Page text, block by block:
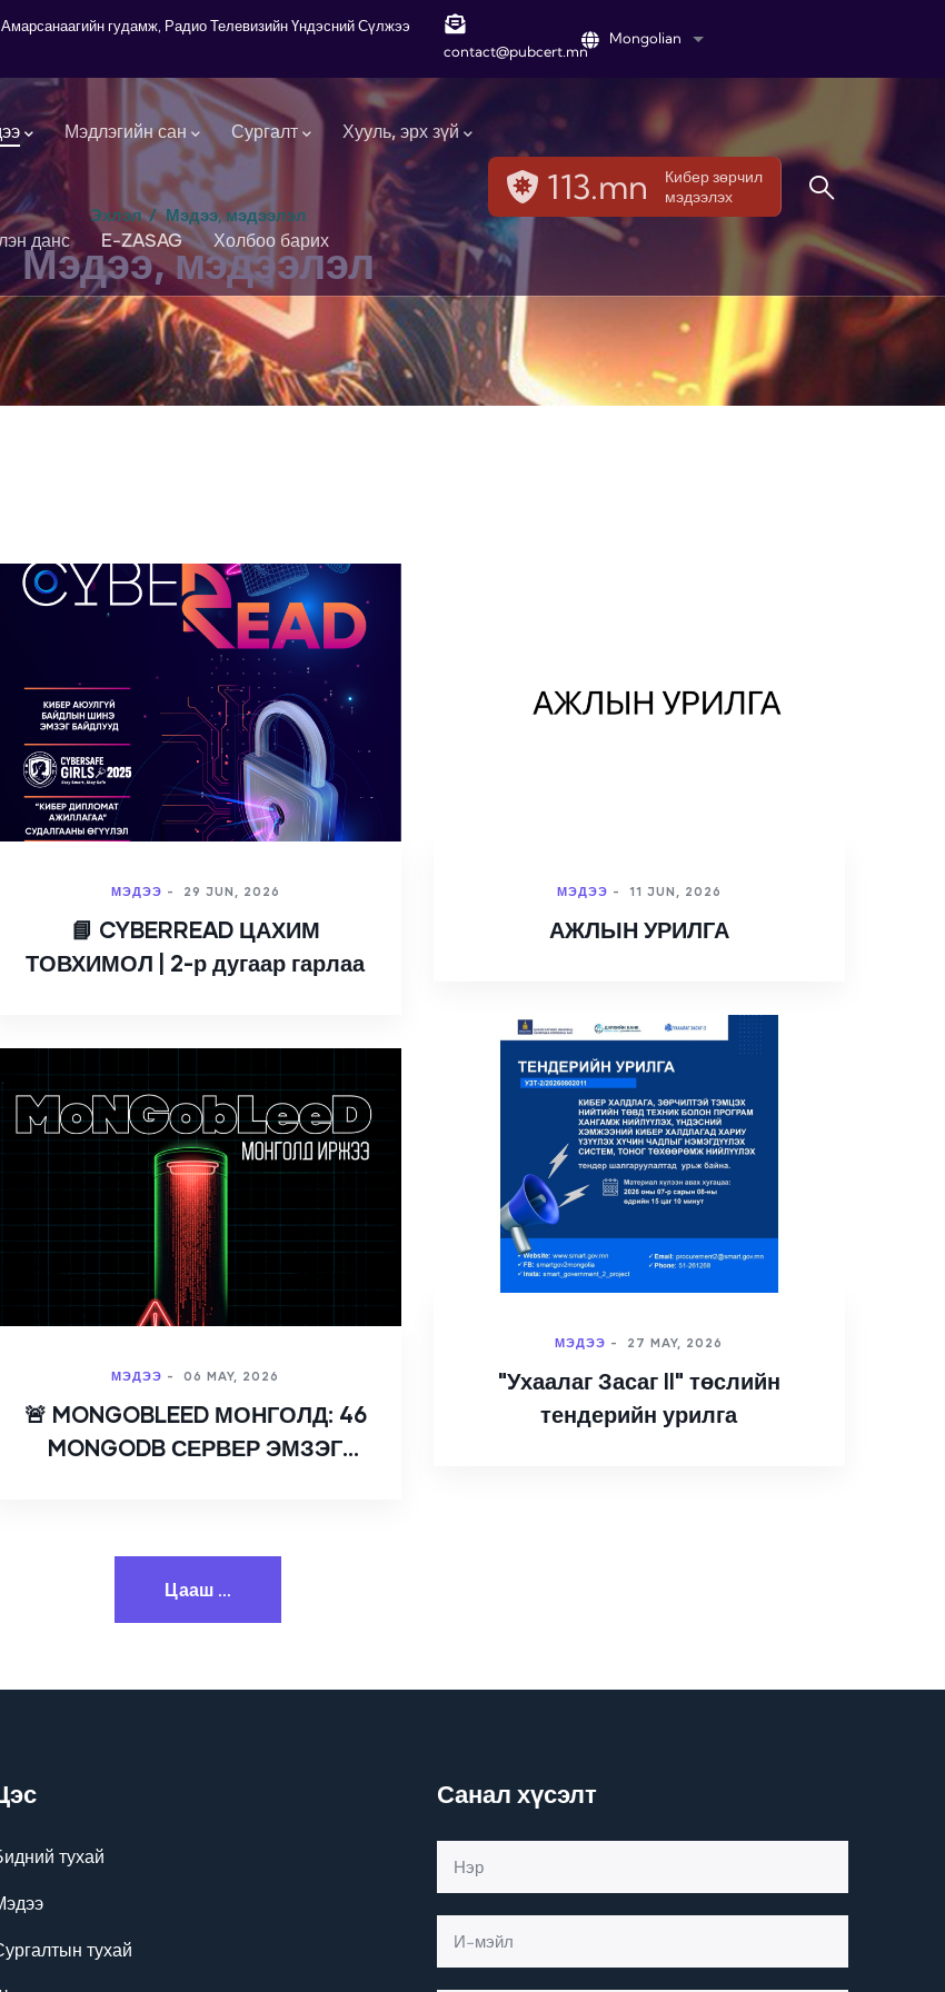
гудамж, Радио Телевизийн Үндэсний Сүлжээ
contact@pubcert.mn
Mongolian List additional actions
Мэдлэгийн сан Сургалт Хууль, эрх зүй
данс E-ZASAG Холбоо барих
113.mn
Кибер зөрчил
мэдээлэх
Эхлэл/ Мэдээ, мэдээлэл
Мэдээ, мэдээлэл
МЭДЭЭ - 29 JUN, 2026
📘 CYBERREAD ЦАХИМ
ТОВХИМОЛ | 2-р дугаар гарлаа
МЭДЭЭ - 11 JUN, 2026
АЖЛЫН УРИЛГА
МЭДЭЭ - 27 MAY, 2026
"Ухаалаг Засаг II" төслийн
тендерийн урилга
МЭДЭЭ - 06 MAY, 2026
🚨 MONGOBLEED МОНГОЛД: 46
MONGODB СЕРВЕР ЭМЗЭГ
Цааш ...
тухай
тухай
Санал хүсэлт